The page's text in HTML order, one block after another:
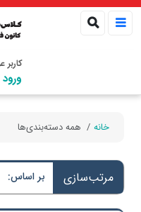
ورود
خانه همه دسته‌بندی‌ها
مرتب‌سازی بر اساس: